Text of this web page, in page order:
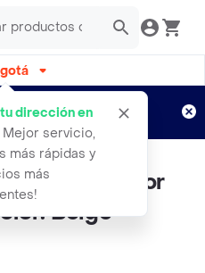
dirección en
Mejor servicio,
más rápidas y
más
semanas
Aplican TyC
Moldeador
Beige